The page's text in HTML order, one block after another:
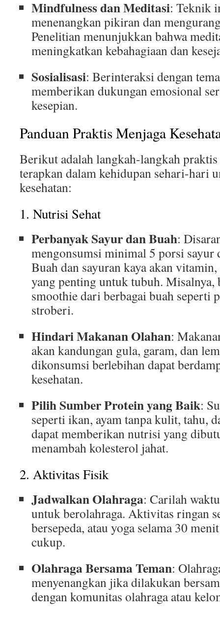
Mindfulness dan Meditasi: Teknik
menenangkan pikiran dan
Penelitian menunjukkan bahwa
meningkatkan kebahagiaan dan
Sosialisasi: Berinteraksi dengan
memberikan dukungan emosional
kesepian.
Panduan Praktis Menjaga
Berikut adalah langkah-langkah
terapkan dalam kehidupan sehari-hari
kesehatan:
1. Nutrisi Sehat
Perbanyak Sayur dan Buah:
mengonsumsi minimal 5 porsi sayur
Buah dan sayuran kaya akan
yang penting untuk tubuh. Misalnya,
smoothie dari berbagai buah seperti
stroberi.
Hindari Makanan Olahan:
akan kandungan gula, garam, dan
dikonsumsi berlebihan dapat
kesehatan.
Pilih Sumber Protein yang Baik:
seperti ikan, ayam tanpa kulit, tahu,
dapat memberikan nutrisi yang
menambah kolesterol jahat.
2. Aktivitas Fisik
Jadwalkan Olahraga: Carilah
untuk berolahraga. Aktivitas ringan
bersepeda, atau yoga selama 30
cukup.
Olahraga Bersama Teman:
menyenangkan jika dilakukan
dengan komunitas olahraga atau